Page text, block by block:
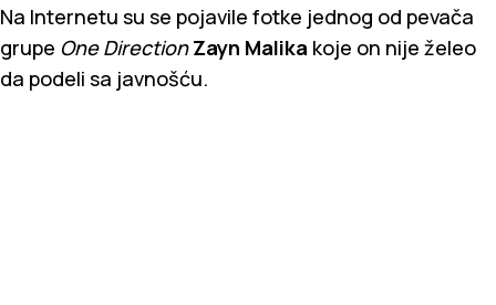
Na Internetu su se pojavile fotke jednog od pevača
grupe One DirectionZayn Malika koje on nije želeo
da podeli sa javnošću.